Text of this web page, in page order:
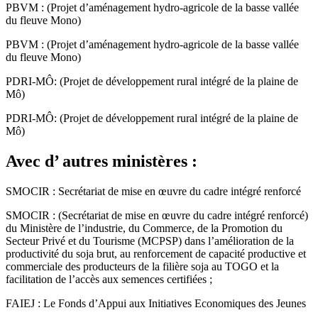
PBVM : (Projet d’aménagement hydro-agricole de la basse vallée
du fleuve Mono)
PBVM : (Projet d’aménagement hydro-agricole de la basse vallée
du fleuve Mono)
PDRI-MÔ: (Projet de développement rural intégré de la plaine de
Mô)
PDRI-MÔ: (Projet de développement rural intégré de la plaine de
Mô)
Avec d’ autres ministères :
SMOCIR : Secrétariat de mise en œuvre du cadre intégré renforcé
SMOCIR : (Secrétariat de mise en œuvre du cadre intégré renforcé)
du Ministère de l’industrie, du Commerce, de la Promotion du
Secteur Privé et du Tourisme (MCPSP) dans l’amélioration de la
productivité du soja brut, au renforcement de capacité productive et
commerciale des producteurs de la filière soja au TOGO et la
facilitation de l’accès aux semences certifiées ;
FAIEJ : Le Fonds d’Appui aux Initiatives Economiques des Jeunes